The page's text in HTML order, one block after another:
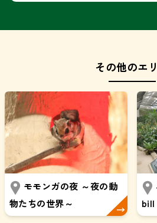
その他のエ
モモンガの夜 ～夜の動
物たちの世界～
bill